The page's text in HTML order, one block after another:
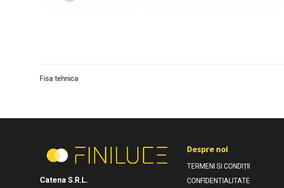
Fisa tehnica
Catena S.R.L.
Despre noi
TERMENI SI CONDIȚII
CONFIDENTIALITATE